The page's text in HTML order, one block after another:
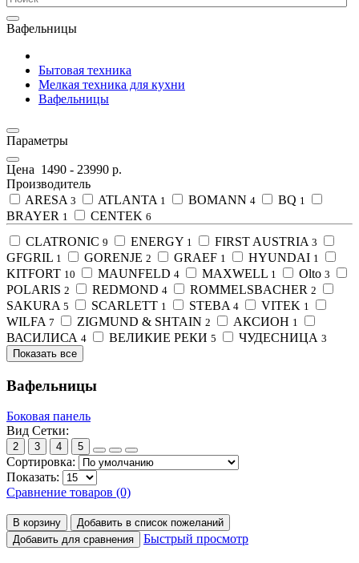
Вафельницы
Бытовая техника
Мелкая техника для кухни
Вафельницы
Параметры
Цена 1490 - 23990 р.
Производитель
ARESA 3 ATLANTA 1 BOMANN 4 BQ 1
BRAYER 1 CENTEK 6
CLATRONIC 9 ENERGY 1 FIRST AUSTRIA 3
GFGRIL 1 GORENJE 2 GRAEF 1 HYUNDAI 1
KITFORT 10 MAUNFELD 4 MAXWELL 1 Olto 3
POLARIS 2 REDMOND 4 ROMMELSBACHER 2
SAKURA 5 SCARLETT 1 STEBA 4 VITEK 1
WILFA 7 ZIGMUND & SHTAIN 2 АКСИОН 1
ВАСИЛИСА 4 ВЕЛИКИЕ РЕКИ 5 ЧУДЕСНИЦА 3
Показать все
Вафельницы
Боковая панель
Вид Сетки:
2 3 4 5
Сортировка:
Показать:
Сравнение товаров (0)
В корзину
Добавить в список пожеланий
Добавить для сравнения
Быстрый просмотр